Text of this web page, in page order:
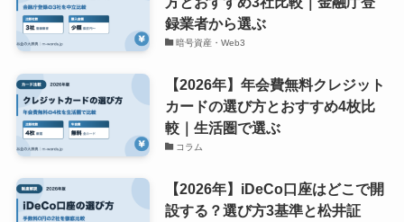
録業者から選ぶ
暗号資産・Web3
【2026年】年会費無料クレジット
カードの選び方とおすすめ4枚比
較｜生活圏で選ぶ
コラム
【2026年】iDeCo口座はどこで開
設する？選び方3基準と松井証